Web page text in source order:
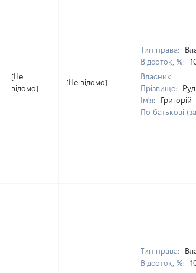
[Не
відомо]
[Не відомо]
Тип права:
Відсоток, %:
Власник:
Прізвище:
Ім'я:
Григорій
По батькові
Тип права:
Відсоток, %: